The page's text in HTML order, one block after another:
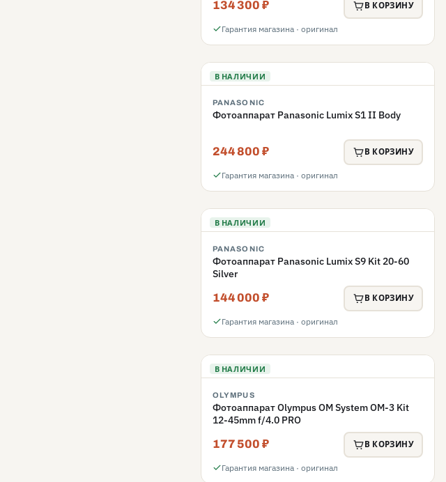
134 300 ₽ В КОРЗИНУ
Гарантия магазина · оригинал
В НАЛИЧИИ
PANASONIC
Фотоаппарат Panasonic Lumix S1 II Body
244 800 ₽ В КОРЗИНУ
Гарантия магазина · оригинал
В НАЛИЧИИ
PANASONIC
Фотоаппарат Panasonic Lumix S9 Kit 20-60
Silver
144 000 ₽ В КОРЗИНУ
Гарантия магазина · оригинал
В НАЛИЧИИ
OLYMPUS
Фотоаппарат Olympus OM System OM-3 Kit
12-45mm f/4.0 PRO
177 500 ₽ В КОРЗИНУ
Гарантия магазина · оригинал